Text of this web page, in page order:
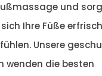
und
Ihre Füße
Unsere
wenden die besten